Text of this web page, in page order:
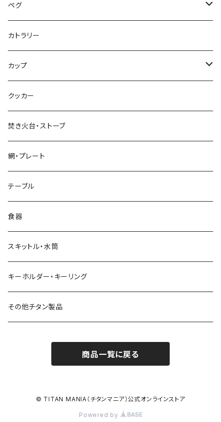
ペグ
標準タイプ
超軽量タイプ
ネイルペグ
V字型
Y字型
カトラリー
カップ
シングルマグ
シェラカップ
ダブルウォールカップ
リッド（蓋）
クッカー
焚き火台・ストーブ
網・プレート
テーブル
食器
スキットル・水筒
キーホルダー・キーリング
その他チタン製品
商品一覧に戻る
© TITAN MANIA（チタンマニア）公式オンラインストア
Powered by